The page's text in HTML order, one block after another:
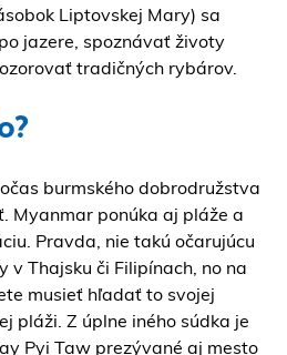
Liptovskej Mary) sa
jazere, spoznávať životy
tradičných rybárov.
burmského dobrodružstva
Myanmar ponúka aj pláže a
Pravda, nie takú očarujúcu
v Thajsku či Filipínach, no na
musieť hľadať to svojej
pláži. Z úplne iného súdka je
Pyi Taw prezývané aj mesto